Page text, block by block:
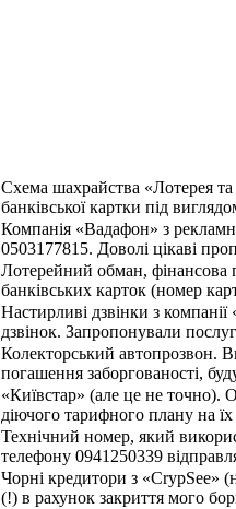
Схема шахрайства «Лотерея
банківської картки під
Компанія «Вадафон» з
0503177815. Доволі цікаві
Лотерейний обман, фінансова
банківських карток (номер
Настирливі дзвінки з
дзвінок. Запропонували
Колекторський автопрозвон.
погашення заборгованості,
«Київстар» (але це не точно).
діючого тарифного плану на
Технічний номер, який
телефону 0941250339
Чорні кредитори з «CrypSee»
(!) в рахунок закриття мого